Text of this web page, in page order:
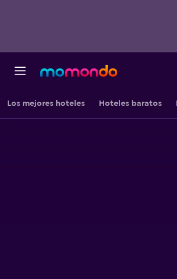
Los mejores hoteles Hoteles baratos